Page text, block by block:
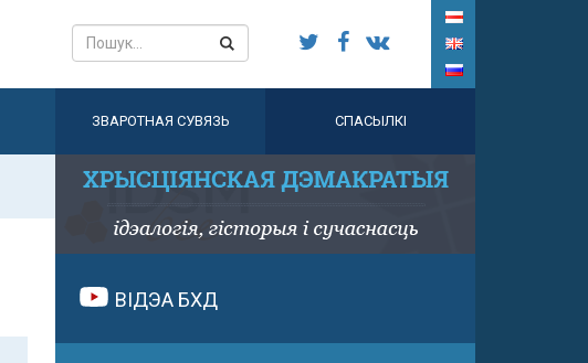
ЗВАРОТНАЯ СУВЯЗЬ СПАСЫЛКІ
ВІДЭА БХД